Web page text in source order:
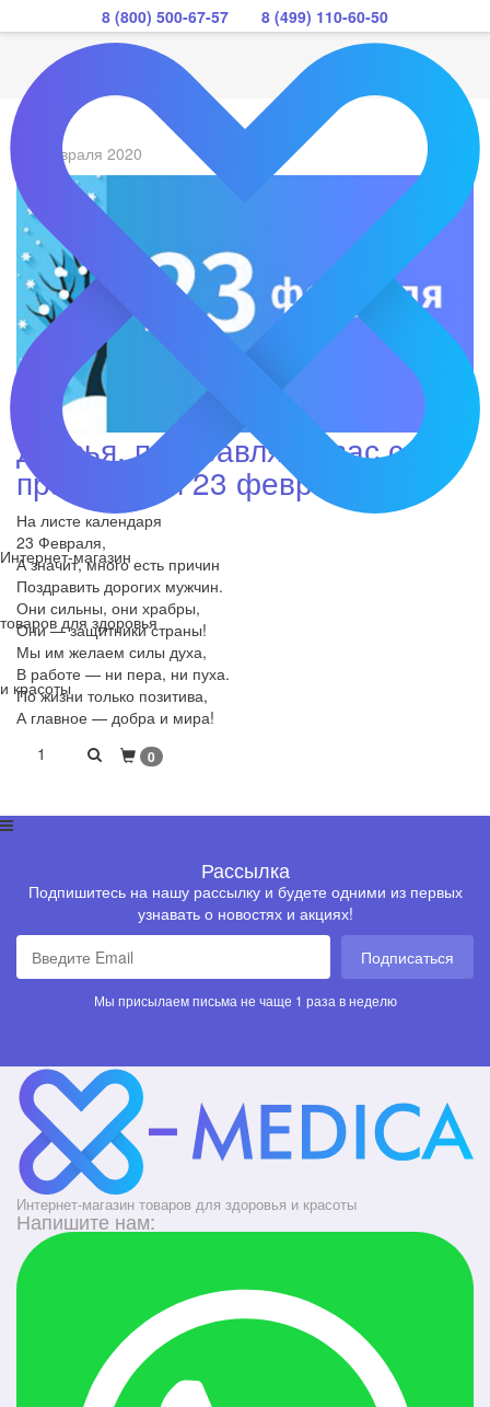
8 (800) 500-67-57 8 (499) 110-60-50
Интернет-магазин
товаров для здоровья
и красоты
1 0
22 февраля 2020
Друзья, поздравляем вас с
праздником 23 февраля!
На листе календаря
23 Февраля,
А значит, много есть причин
Поздравить дорогих мужчин.
Они сильны, они храбры,
Они — защитники страны!
Мы им желаем силы духа,
В работе — ни пера, ни пуха.
По жизни только позитива,
А главное — добра и мира!
Рассылка
Подпишитесь на нашу рассылку и будете одними из первых
узнавать о новостях и акциях!
Подписаться
Мы присылаем письма не чаще 1 раза в неделю
Интернет-магазин товаров для здоровья и красоты
Напишите нам: